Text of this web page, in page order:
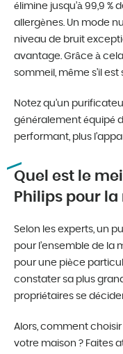
élimine jusqu’à 99,9
allergènes. Un mode
niveau de bruit
avantage. Grâce à
sommeil, même s’il
Notez qu’un
généralement équipé
performant, plus
Quel est le
Philips pour la
Selon les experts, un
pour l’ensemble de la
pour une pièce
constater sa plus
propriétaires se
Alors, comment choisir
votre maison ? Faites